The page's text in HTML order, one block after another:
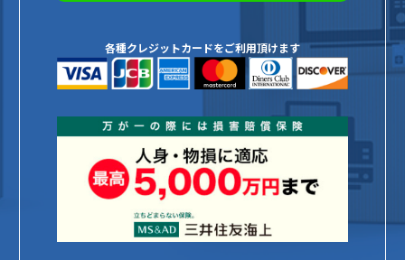
各種クレジットカードをご利用頂けます